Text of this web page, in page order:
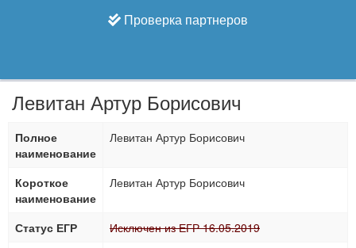
Проверка партнеров
Левитан Артур Борисович
Полное
наименование
Левитан Артур Борисович
Короткое
наименование
Левитан Артур Борисович
Статус ЕГР
Исключен из ЕГР 16.05.2019